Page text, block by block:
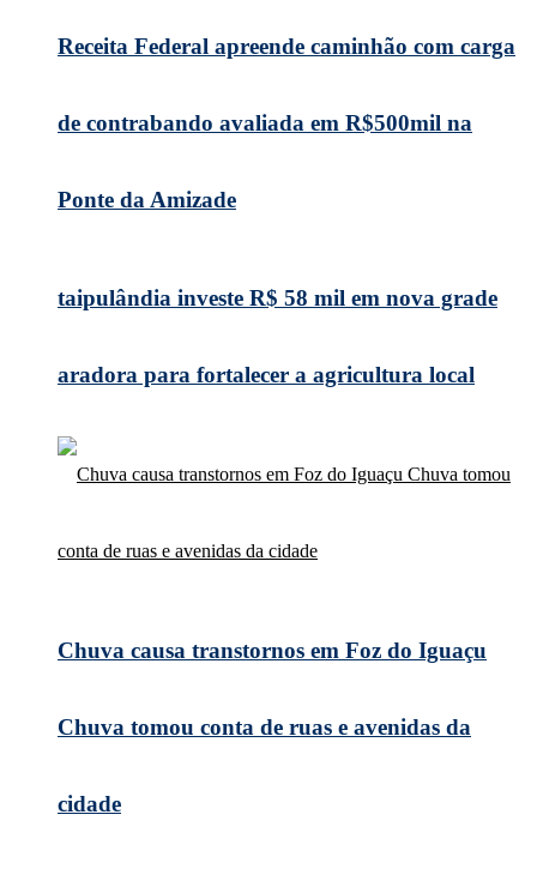
Receita Federal apreende caminhão com carga
de contrabando avaliada em R$500mil na
Ponte da Amizade
taipulândia investe R$ 58 mil em nova grade
aradora para fortalecer a agricultura local
Chuva causa transtornos em Foz do Iguaçu
Chuva tomou conta de ruas e avenidas da
cidade